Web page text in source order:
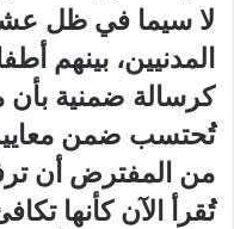
لا سيما في ظل
المدنيين، بينهم
كرسالة ضمنية بأن
تُحتسب ضمن معايير
من المفترض أن
تُقرأ الآن كأنها